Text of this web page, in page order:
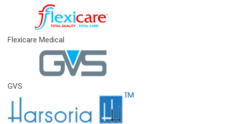
Flexicare Medical
GVS